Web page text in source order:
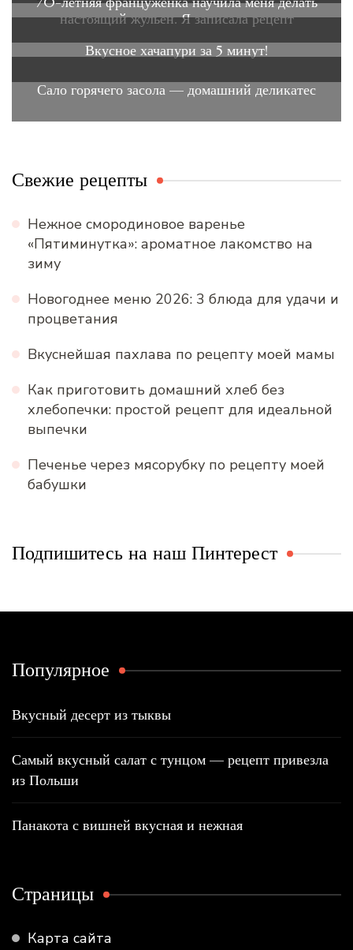
настоящий жульен. Я записала рецепт
Вкусное хачапури за 5 минут!
Сало горячего засола — домашний деликатес
Свежие рецепты
Нежное смородиновое варенье
«Пятиминутка»: ароматное лакомство на
зиму
Новогоднее меню 2026: 3 блюда для удачи и
процветания
Вкуснейшая пахлава по рецепту моей мамы
Как приготовить домашний хлеб без
хлебопечки: простой рецепт для идеальной
выпечки
Печенье через мясорубку по рецепту моей
бабушки
Подпишитесь на наш Пинтерест
Популярное
Вкусный десерт из тыквы
Самый вкусный салат с тунцом — рецепт привезла
из Польши
Панакота с вишней вкусная и нежная
Страницы
Карта сайта